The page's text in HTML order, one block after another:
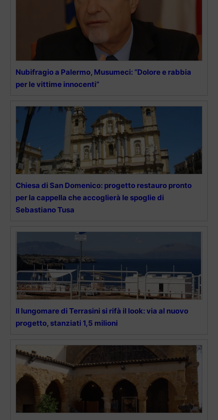
Nubifragio a Palermo, Musumeci: “Dolore e rabbia
per le vittime innocenti”
Chiesa di San Domenico: progetto restauro pronto
per la cappella che accoglierà le spoglie di
Sebastiano Tusa
Il lungomare di Terrasini si rifà il look: via al nuovo
progetto, stanziati 1,5 milioni